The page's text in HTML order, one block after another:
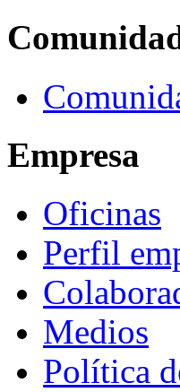
Empresa
Oficinas
Perfil
Medios
Política